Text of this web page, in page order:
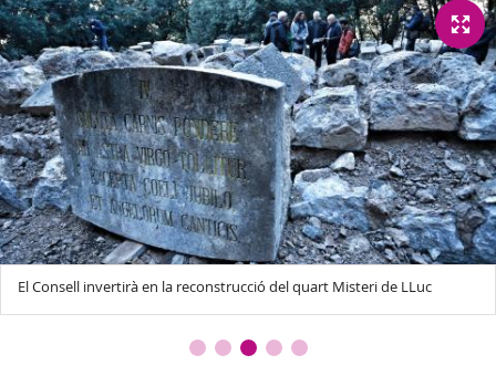
El Consell invertirà en la reconstrucció del quart Misteri de LLuc